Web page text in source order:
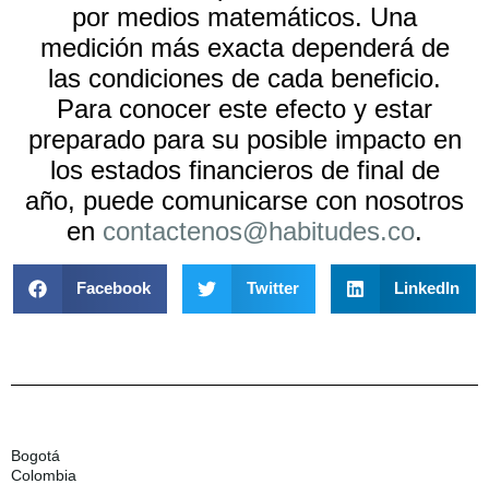
por medios matemáticos. Una
medición más exacta dependerá de
las condiciones de cada beneficio.
Para conocer este efecto y estar
preparado para su posible impacto en
los estados financieros de final de
año, puede comunicarse con nosotros
en contactenos@habitudes.co.
Facebook Twitter LinkedIn
Bogotá
Colombia